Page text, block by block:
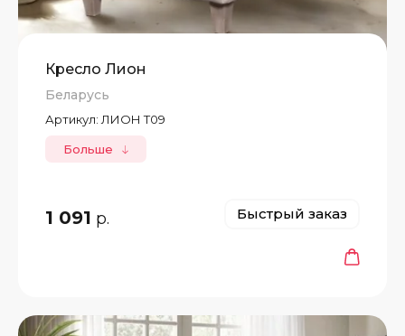
Кресло Лион
Беларусь
Артикул: ЛИОН Т09
Больше
1 091 р. Быстрый заказ